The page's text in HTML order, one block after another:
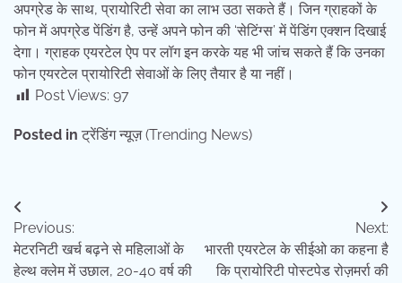
अपग्रेड के साथ, प्रायोरिटी सेवा का लाभ उठा सकते हैं। जिन ग्राहकों के
फोन में अपग्रेड पेंडिंग है, उन्हें अपने फोन की ‘सेटिंग्स’ में पेंडिंग एक्शन दिखाई
देगा। ग्राहक एयरटेल ऐप पर लॉग इन करके यह भी जांच सकते हैं कि उनका
फोन एयरटेल प्रायोरिटी सेवाओं के लिए तैयार है या नहीं।
Post Views: 97
Posted in ट्रेंडिंग न्यूज़ (Trending News)
Post
navigation
Previous:
मेटरनिटी खर्च बढ़ने से महिलाओं के
हेल्थ क्लेम में उछाल, 20-40 वर्ष की
Next:
भारती एयरटेल के सीईओ का कहना है
कि प्रायोरिटी पोस्टपेड रोज़मर्रा की